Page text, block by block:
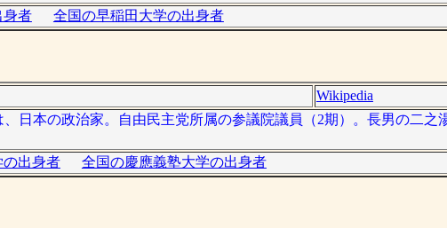
身者 全国の早稲田大学の出身者
Wikipedia
日本の政治家。自由民主党所属の参議院議員（2期）。長男の二之
出身者 全国の慶應義塾大学の出身者